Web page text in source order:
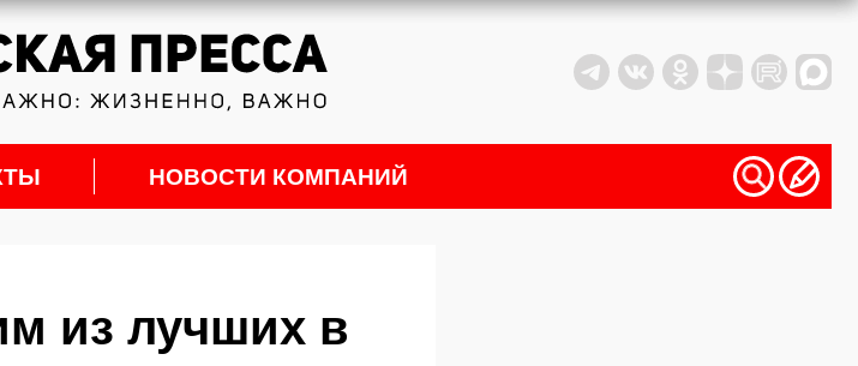
НОВОСТИ КОМПАНИЙ
из лучших в